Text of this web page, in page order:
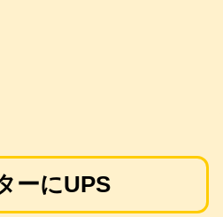
ーにUPS